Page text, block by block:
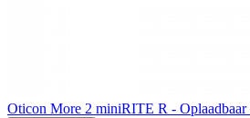
Oticon More 2 miniRITE R - Oplaadbaar